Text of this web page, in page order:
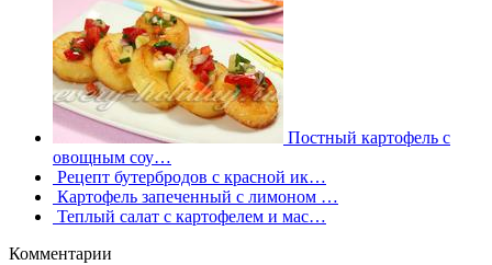
Постный картофель с
овощным соу…
Рецепт бутербродов с красной ик…
Картофель запеченный с лимоном …
Теплый салат с картофелем и мас…
Комментарии